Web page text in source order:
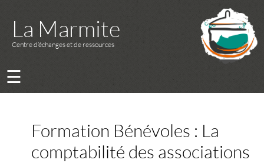
La Marmite
Centre d’échanges et de ressources
☰
Formation Bénévoles : La
comptabilité des associations